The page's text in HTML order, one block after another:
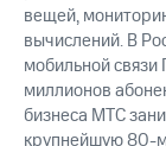
вещей,
вычислений. В
мобильной
миллионов
бизнеса МТС